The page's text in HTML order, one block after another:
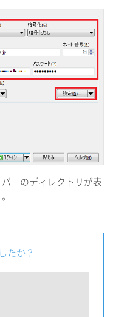
ーのディレクトリが表
たか？